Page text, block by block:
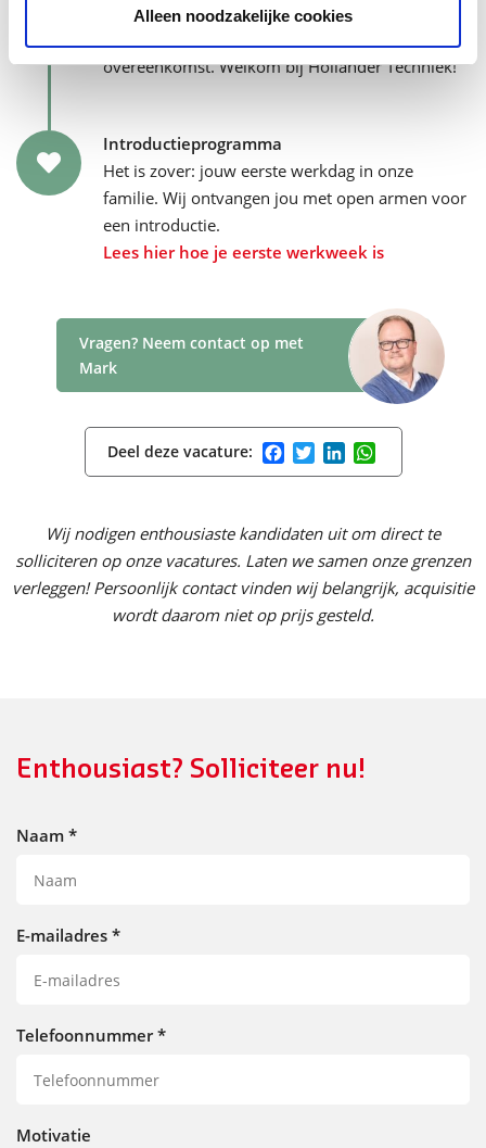
Alleen noodzakelijke cookies
We bespreken de arbeidsvoorwaarden en dan…
zetten we allebei onze handtekening onder jouw
overeenkomst. Welkom bij Hollander Techniek!
Introductieprogramma
Het is zover: jouw eerste werkdag in onze
familie. Wij ontvangen jou met open armen voor
een introductie.
Lees hier hoe je eerste werkweek is
Vragen? Neem contact op met
Mark
Deel deze vacature: Facebook
TwitterLinkedIn
Wij nodigen enthousiaste kandidaten uit om direct te
solliciteren op onze vacatures. Laten we samen onze grenzen
verleggen! Persoonlijk contact vinden wij belangrijk, acquisitie
wordt daarom niet op prijs gesteld.
Enthousiast? Solliciteer nu!
Naam *
E-mailadres *
Telefoonnummer*
Motivatie